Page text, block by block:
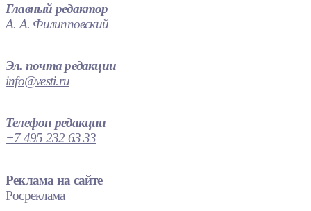
Главный редактор
А. А. Филипповский
Эл. почта редакции
info@vesti.ru
Телефон редакции
+7 495 232 63 33
Реклама на сайте
Росреклама